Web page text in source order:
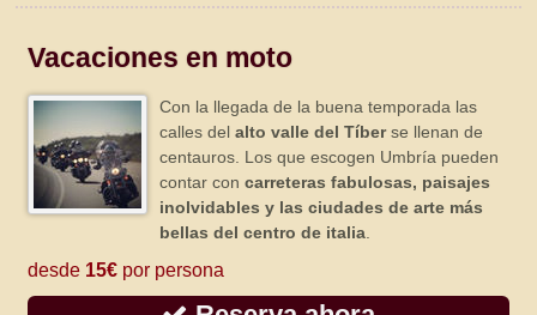
Vacaciones en moto
Con la llegada de la buena temporada las
calles delalto valle del Tíberse llenan de
centauros. Los que escogen Umbría pueden
contar concarreteras fabulosas, paisajes
inolvidables y las ciudades de arte más
bellas del centro de italia.
desde 15€ por persona